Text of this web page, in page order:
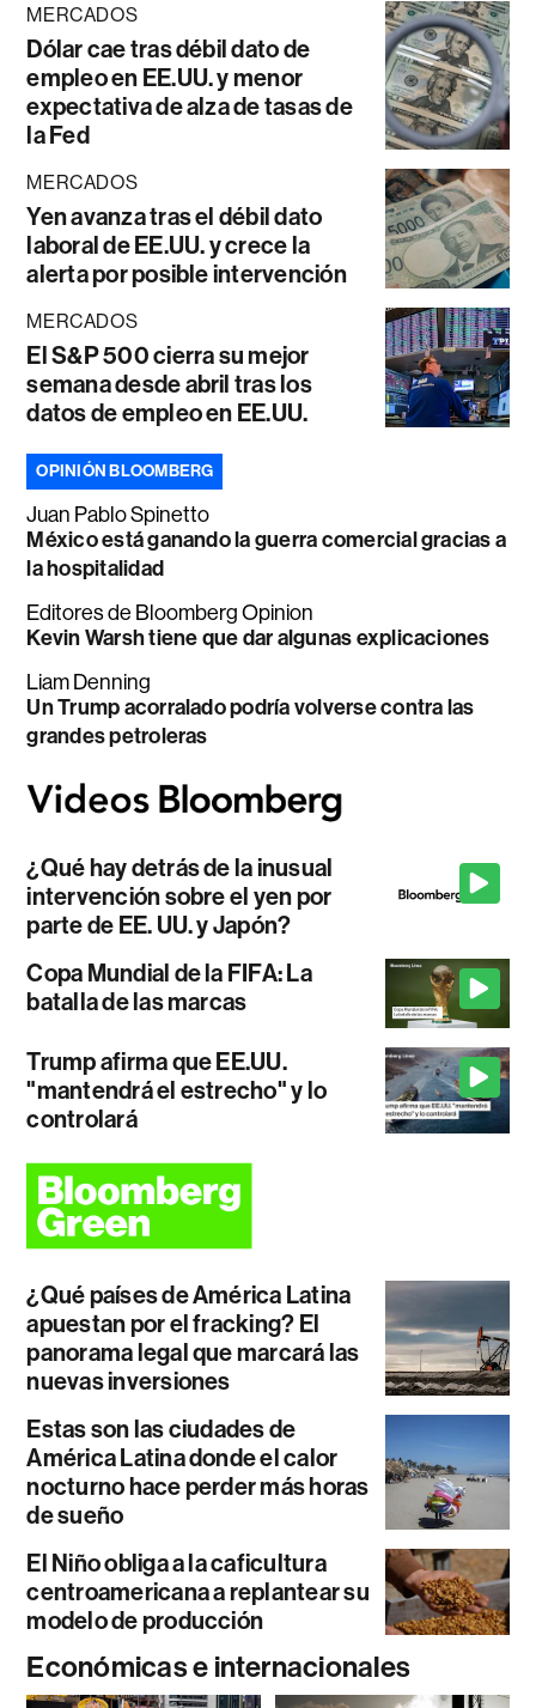
MERCADOS
Dólar cae tras débil dato de
empleo en EE.UU. y menor
expectativa de alza de tasas de
la Fed
MERCADOS
Yen avanza tras el débil dato
laboral de EE.UU. y crece la
alerta por posible intervención
MERCADOS
El S&P 500 cierra su mejor
semana desde abril tras los
datos de empleo en EE.UU.
OPINIÓN BLOOMBERG
Juan Pablo Spinetto
México está ganando la guerra comercial gracias a
la hospitalidad
Editores de Bloomberg Opinion
Kevin Warsh tiene que dar algunas explicaciones
Liam Denning
Un Trump acorralado podría volverse contra las
grandes petroleras
¿Qué hay detrás de la inusual
intervención sobre el yen por
parte de EE. UU. y Japón?
Copa Mundial de la FIFA: La
batalla de las marcas
Trump afirma que EE.UU.
"mantendrá el estrecho" y lo
controlará
¿Qué países de América Latina
apuestan por el fracking? El
panorama legal que marcará las
nuevas inversiones
Estas son las ciudades de
América Latina donde el calor
nocturno hace perder más horas
de sueño
El Niño obliga a la caficultura
centroamericana a replantear su
modelo de producción
Económicas e internacionales